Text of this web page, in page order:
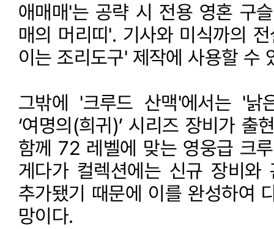
애매매'는 공략 시 전용 영혼 구
매의 머리띠'. 기사와 미식까의
이는 조리도구' 제작에 사용할 수
그밖에 '크루드 산맥'에서는 '낡
‘여명의(희귀)’ 시리즈 장비가
함께 72 레벨에 맞는 영웅급 크
게다가 컬렉션에는 신규 장비와
추가됐기 때문에 이를 완성하여
망이다.